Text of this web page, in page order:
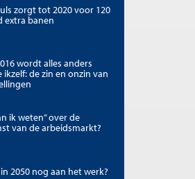
zorgt tot 2020 voor 120
extra banen
wordt alles anders
ikzelf: de zin en onzin van
ik weten” over de
van de arbeidsmarkt?
2050 nog aan het werk?